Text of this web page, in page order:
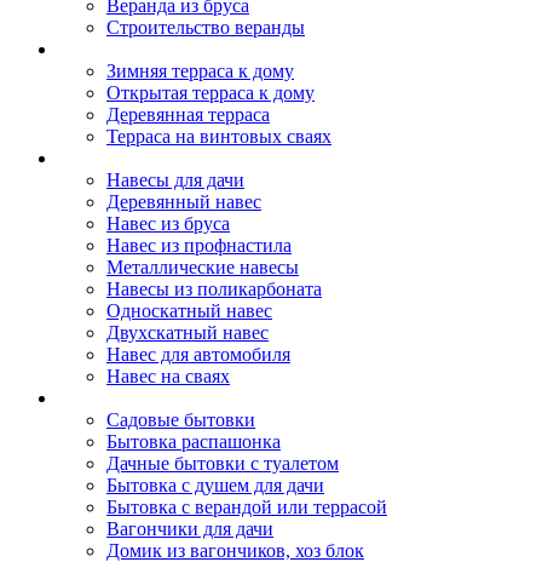
Веранда из бруса
Строительство веранды
Зимняя терраса к дому
Открытая терраса к дому
Деревянная терраса
Терраса на винтовых сваях
Навесы для дачи
Деревянный навес
Навес из бруса
Навес из профнастила
Металлические навесы
Навесы из поликарбоната
Односкатный навес
Двухскатный навес
Навес для автомобиля
Навес на сваях
Садовые бытовки
Бытовка распашонка
Дачные бытовки с туалетом
Бытовка с душем для дачи
Бытовка с верандой или террасой
Вагончики для дачи
Домик из вагончиков, хоз блок